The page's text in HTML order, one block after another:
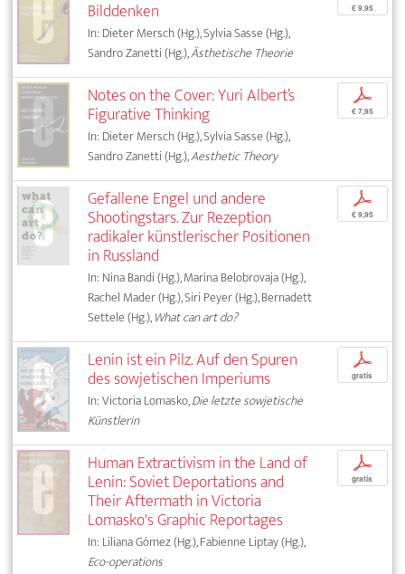
Bilddenken
In: Dieter Mersch (Hg.), Sylvia Sasse (Hg.),
Sandro Zanetti (Hg.),Ästhetische Theorie
€ 9,95
Notes on the Cover: Yuri Albert’s
Figurative Thinking
In: Dieter Mersch (Hg.), Sylvia Sasse (Hg.),
Sandro Zanetti (Hg.),Aesthetic Theory
p
€ 7,95
Gefallene Engel und andere
Shootingstars. Zur Rezeption
radikaler künstlerischer Positionen
in Russland
In: Nina Bandi (Hg.), Marina Belobrovaja (Hg.),
Rachel Mader (Hg.), Siri Peyer (Hg.), Bernadett
Settele (Hg.),What can art do?
p
€ 9,95
Lenin ist ein Pilz. Auf den Spuren
des sowjetischen Imperiums
In: Victoria Lomasko,Die letzte sowjetische
Künstlerin
p
gratis
Human Extractivism in the Land of
Lenin: Soviet Deportations and
Their Aftermath in Victoria
Lomasko's Graphic Reportages
In: Liliana Gómez (Hg.), Fabienne Liptay (Hg.),
Eco-operations
p
gratis